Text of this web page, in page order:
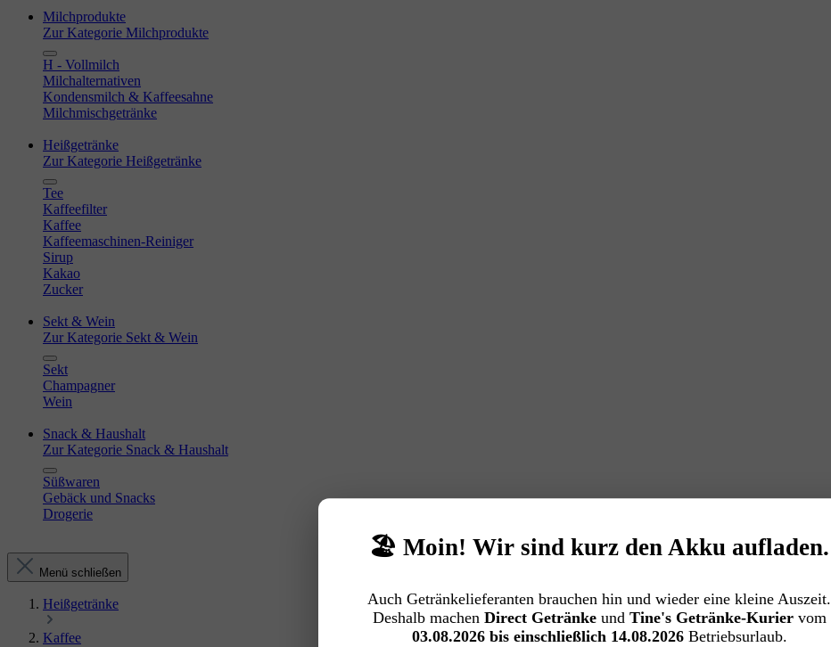
Milchprodukte
Zur Kategorie Milchprodukte
H - Vollmilch
Milchalternativen
Kondensmilch & Kaffeesahne
Milchmischgetränke
Heißgetränke
Zur Kategorie Heißgetränke
Tee
Kaffeefilter
Kaffee
Kaffeemaschinen-Reiniger
Sirup
Kakao
Zucker
Sekt & Wein
Zur Kategorie Sekt & Wein
Sekt
Champagner
Wein
Snack & Haushalt
Zur Kategorie Snack & Haushalt
Süßwaren
Gebäck und Snacks
Drogerie
Menü schließen
Heißgetränke
Kaffee
🏖️ Moin! Wir sind kurz den Akku aufladen.
Auch Getränkelieferanten brauchen hin und wieder eine kleine Auszeit.
Deshalb machen Direct Getränkeund Tine's Getränke-Kuriervom
03.08.2026 bis einschließlich 14.08.2026Betriebsurlaub.